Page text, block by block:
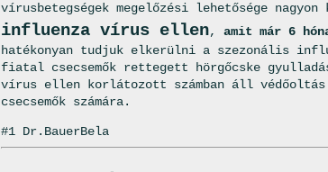
vírusbetegségek megelőzési lehetősége
influenza vírus ellen, amit már 6
hatékonyan tudjuk elkerülni a szezonális
fiatal csecsemők rettegett hörgőcske
vírus ellen korlátozott számban áll
csecsemők számára.
#1 Dr.BauerBela